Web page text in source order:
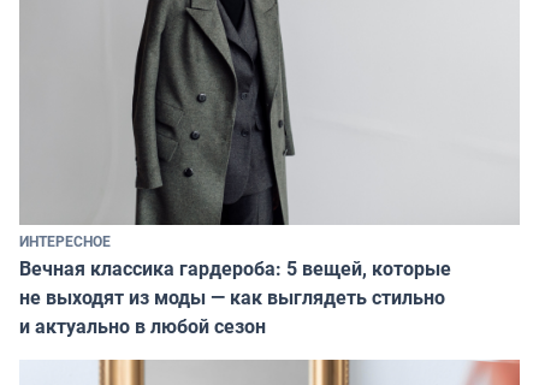
ИНТЕРЕСНОЕ
Вечная классика гардероба: 5 вещей, которые
не выходят из моды — как выглядеть стильно
и актуально в любой сезон